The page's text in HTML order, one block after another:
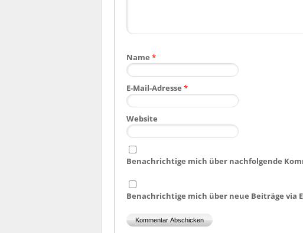
Name *
E-Mail-Adresse *
Website
Benachrichtige mich über nachfolgende
Benachrichtige mich über neue Beiträge via